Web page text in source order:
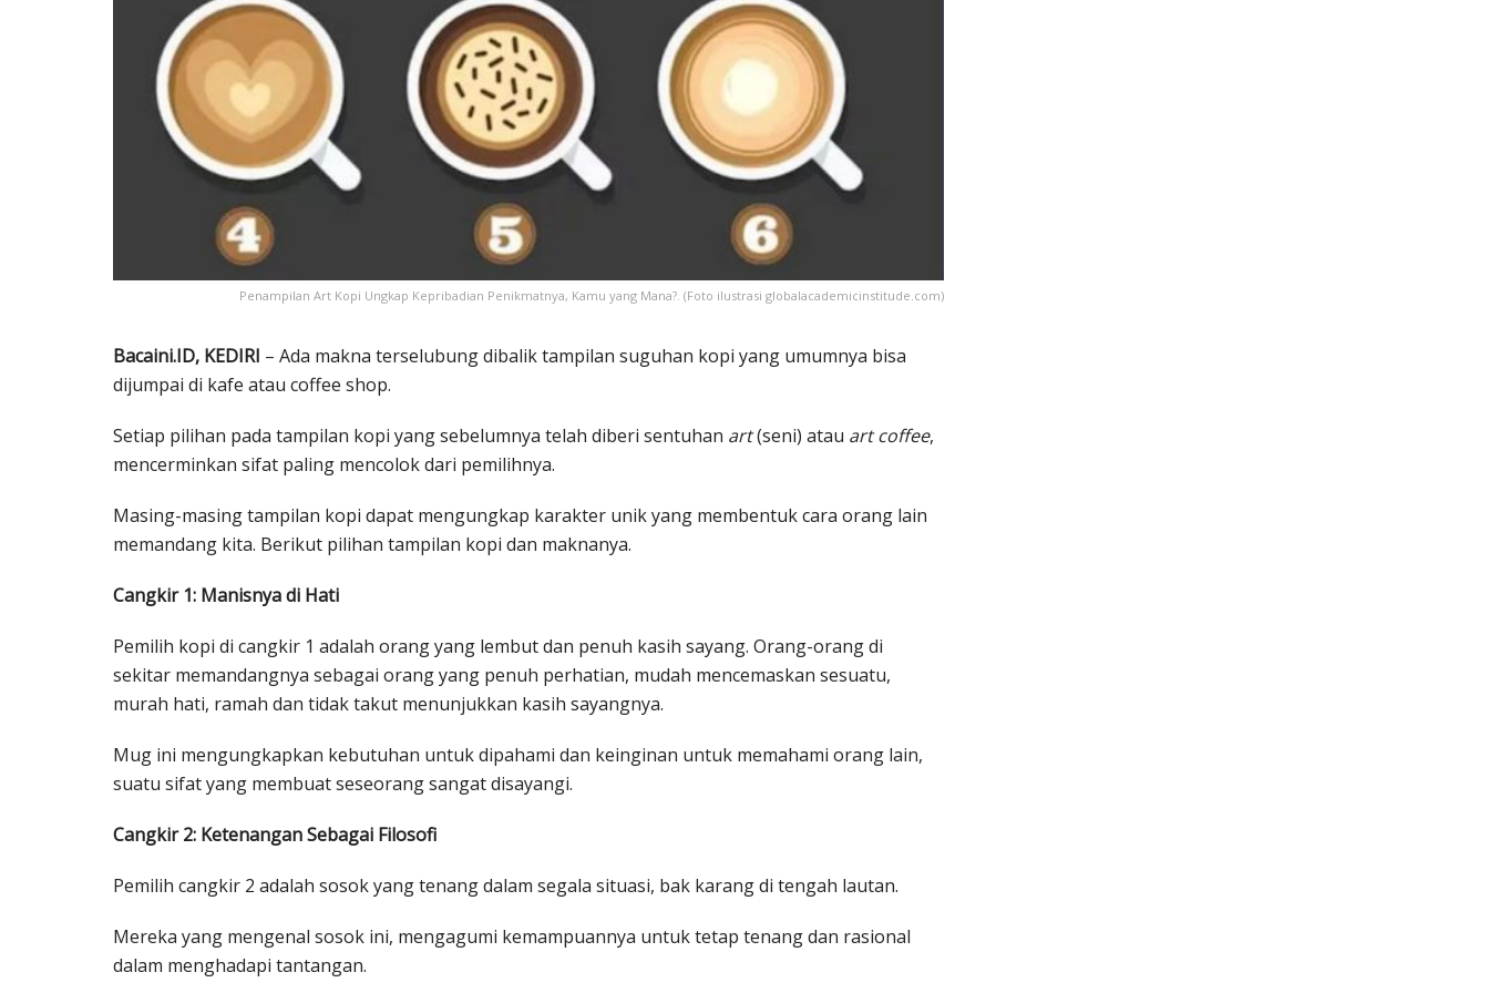
Penampilan Art Kopi Ungkap Kepribadian Penikmatnya, Kamu yang Mana?. (Foto ilustrasi globalacademicinstitude.com)
Bacaini.ID, KEDIRI – Ada makna terselubung dibalik tampilan suguhan kopi yang umumnya bisa
dijumpai di kafe atau coffee shop.
Setiap pilihan pada tampilan kopi yang sebelumnya telah diberi sentuhan art(seni) atau art coffee,
mencerminkan sifat paling mencolok dari pemilihnya.
Masing-masing tampilan kopi dapat mengungkap karakter unik yang membentuk cara orang lain
memandang kita. Berikut pilihan tampilan kopi dan maknanya.
Cangkir 1: Manisnya di Hati
Pemilih kopi di cangkir 1 adalah orang yang lembut dan penuh kasih sayang. Orang-orang di
sekitar memandangnya sebagai orang yang penuh perhatian, mudah mencemaskan sesuatu,
murah hati, ramah dan tidak takut menunjukkan kasih sayangnya.
Mug ini mengungkapkan kebutuhan untuk dipahami dan keinginan untuk memahami orang lain,
suatu sifat yang membuat seseorang sangat disayangi.
Cangkir 2: Ketenangan Sebagai Filosofi
Pemilih cangkir 2 adalah sosok yang tenang dalam segala situasi, bak karang di tengah lautan.
Mereka yang mengenal sosok ini, mengagumi kemampuannya untuk tetap tenang dan rasional
dalam menghadapi tantangan.